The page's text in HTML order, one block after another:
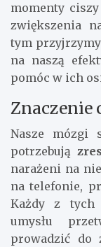
momenty
zwiększenia
tym
na naszą
pomóc w ich
Znaczenie
Nasze mózgi
potrzebują
narażeni na
na telefonie,
Każdy z tych
umysłu
prowadzić do